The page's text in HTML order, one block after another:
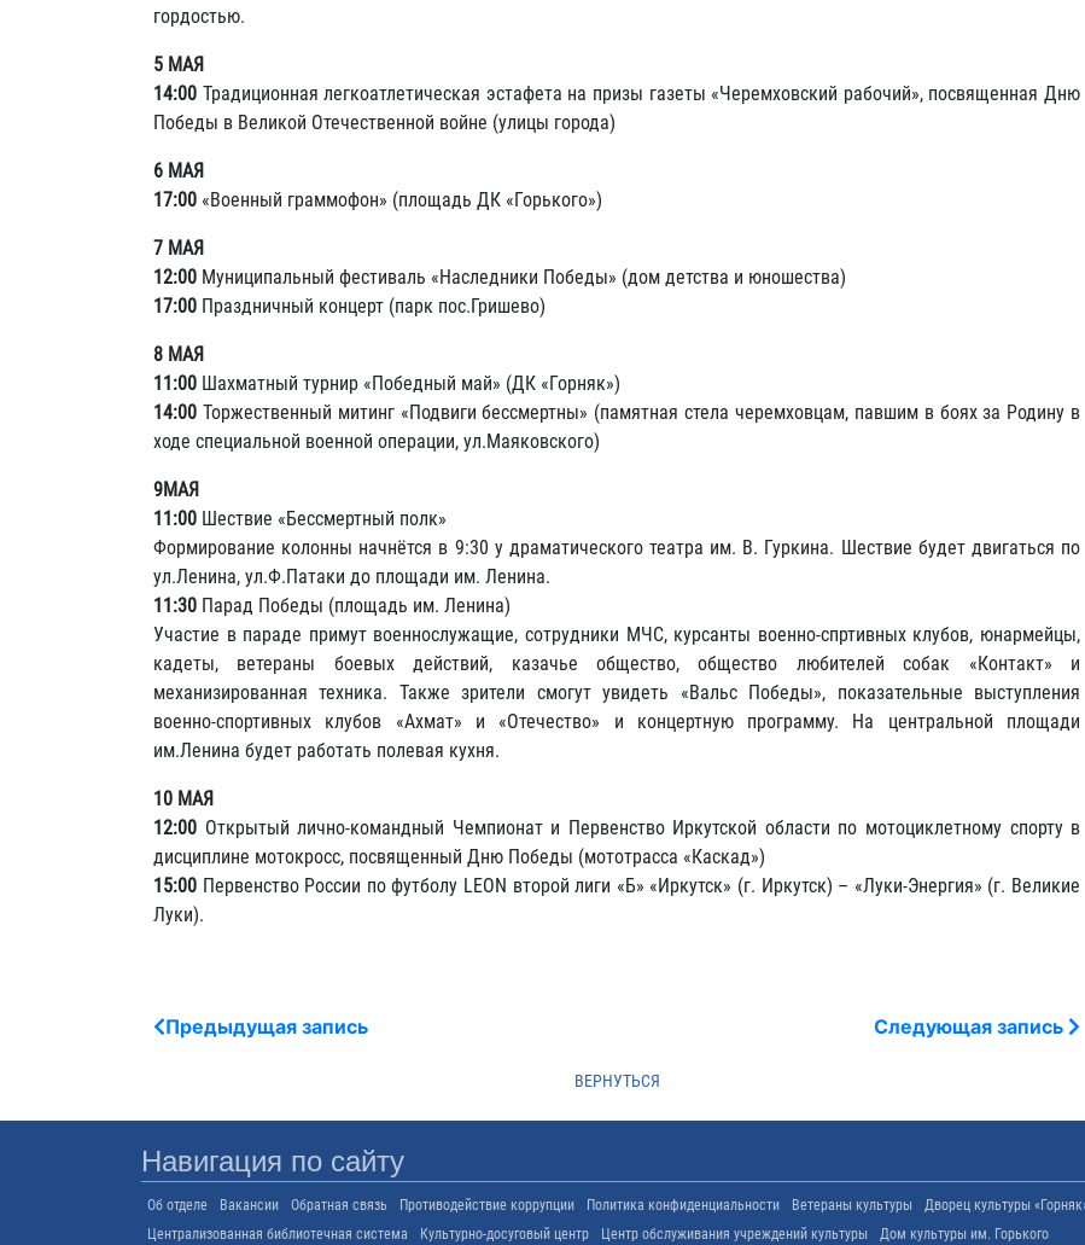
гордостью.
5 МАЯ
14:00 Традиционная легкоатлетическая эстафета на призы газеты «Черемховский рабочий», посвященная Дню
Победы в Великой Отечественной войне (улицы города)
6 МАЯ
17:00 «Военный граммофон» (площадь ДК «Горького»)
7 МАЯ
12:00 Муниципальный фестиваль «Наследники Победы» (дом детства и юношества)
17:00 Праздничный концерт (парк пос.Гришево)
8 МАЯ
11:00 Шахматный турнир «Победный май» (ДК «Горняк»)
14:00 Торжественный митинг «Подвиги бессмертны» (памятная стела черемховцам, павшим в боях за Родину в
ходе специальной военной операции, ул.Маяковского)
9МАЯ
11:00 Шествие «Бессмертный полк»
Формирование колонны начнётся в 9:30 у драматического театра им. В. Гуркина. Шествие будет двигаться по
ул.Ленина, ул.Ф.Патаки до площади им. Ленина.
11:30 Парад Победы (площадь им. Ленина)
Участие в параде примут военнослужащие, сотрудники МЧС, курсанты военно-спртивных клубов, юнармейцы,
кадеты, ветераны боевых действий, казачье общество, общество любителей собак «Контакт» и
механизированная техника. Также зрители смогут увидеть «Вальс Победы», показательные выступления
военно-спортивных клубов «Ахмат» и «Отечество» и концертную программу. На центральной площади
им.Ленина будет работать полевая кухня.
10 МАЯ
12:00 Открытый лично-командный Чемпионат и Первенство Иркутской области по мотоциклетному спорту в
дисциплине мотокросс, посвященный Дню Победы (мототрасса «Каскад»)
15:00 Первенство России по футболу LEON второй лиги «Б» «Иркутск» (г. Иркутск) – «Луки-Энергия» (г. Великие
Луки).
Предыдущая запись Следующая запись
Навигация по сайту
Об отделе Вакансии Обратная связь Противодействие коррупции Политика конфиденциальности Ветераны культуры
Дворец культуры
Централизованная библиотечная система
Культурно-досуговый центр Центр обслуживания учреждений культуры Дом культуры им. Горького